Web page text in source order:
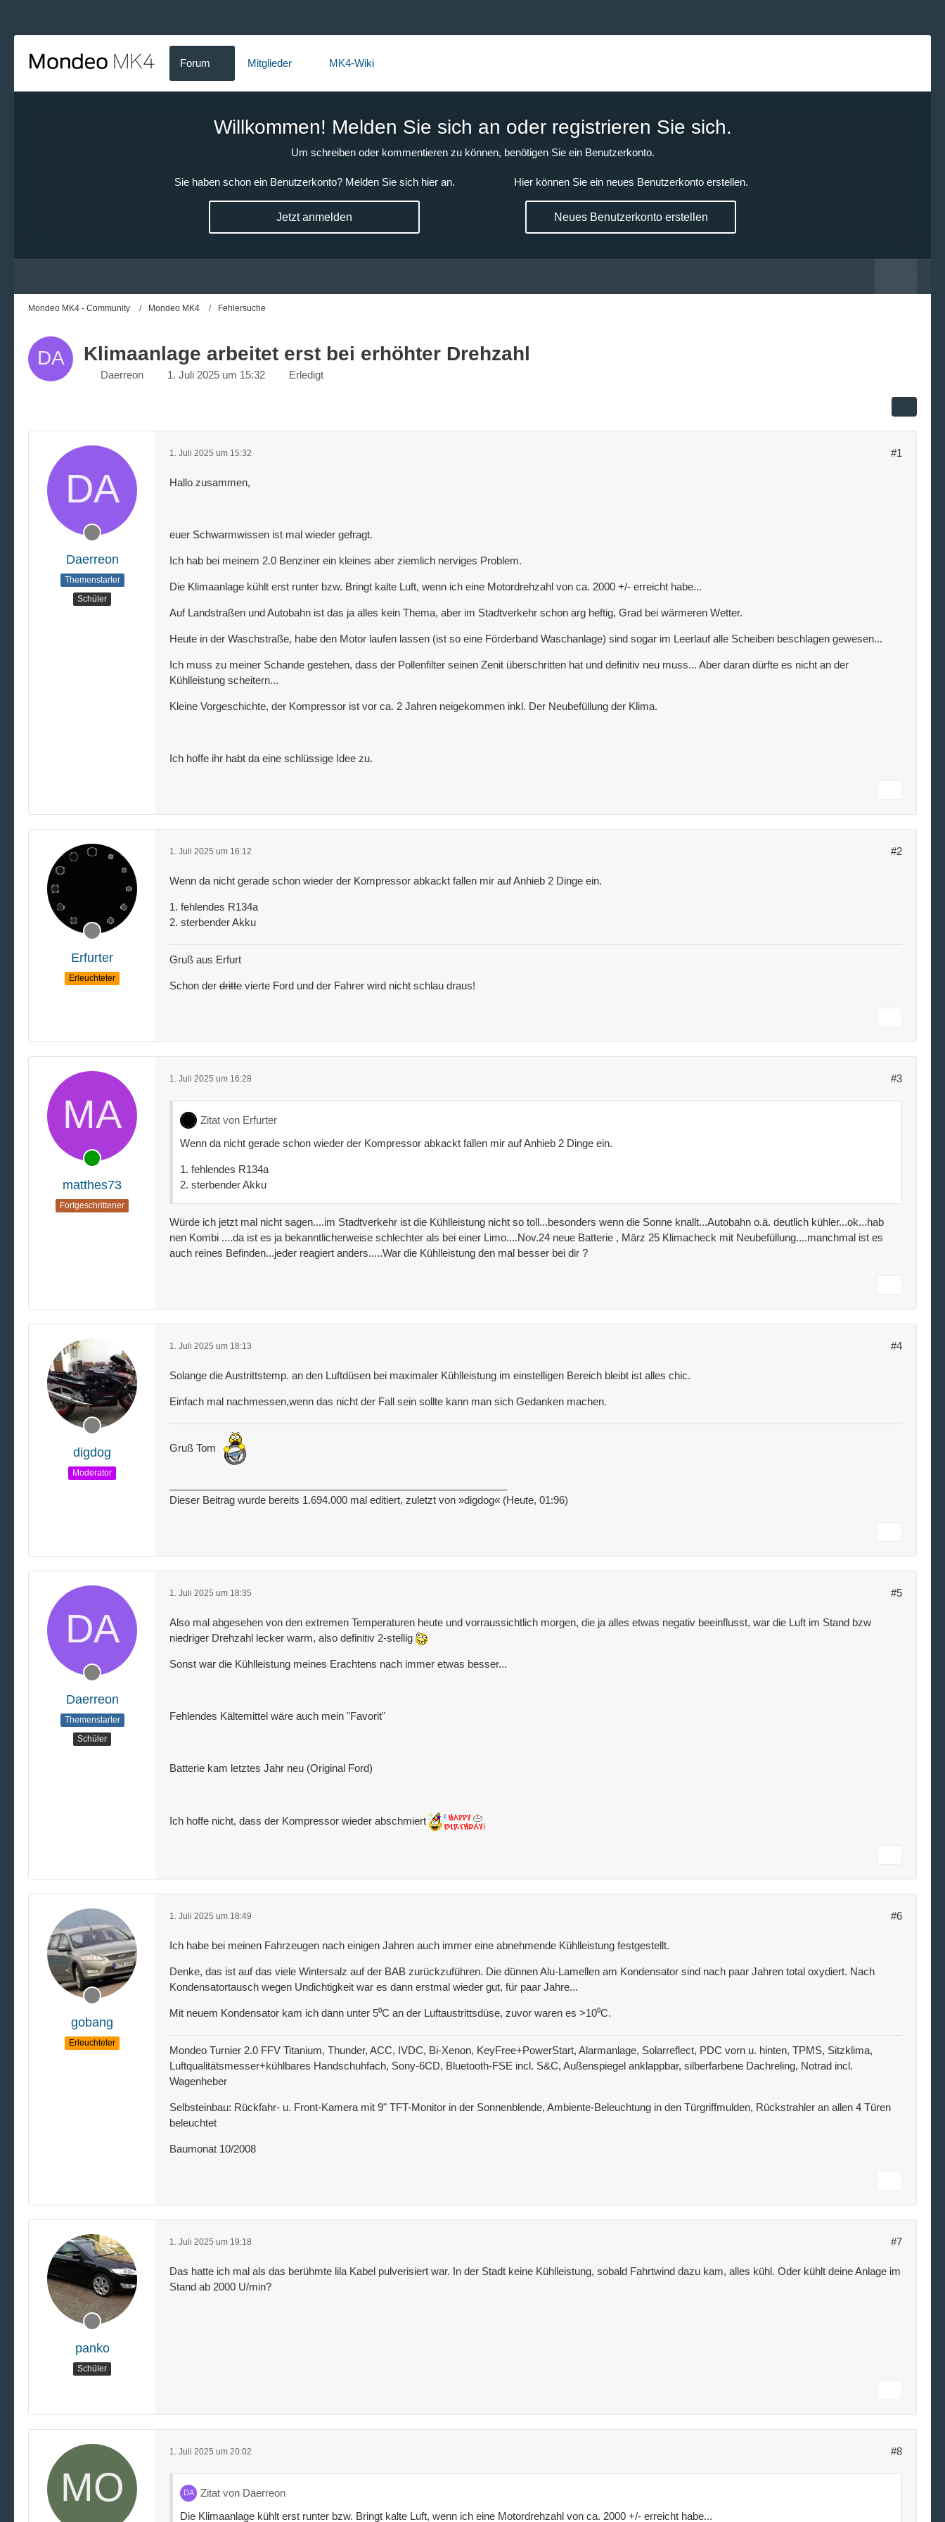
Forum Mitglieder MK4-Wiki
Willkommen! Melden Sie sich an oder registrieren Sie sich.
Um schreiben oder kommentieren zu können, benötigen Sie ein Benutzerkonto.
Sie haben schon ein Benutzerkonto? Melden Sie sich hier an.
Jetzt anmelden
Hier können Sie ein neues Benutzerkonto erstellen.
Neues Benutzerkonto erstellen
Mondeo MK4 - Community Mondeo MK4 Fehlersuche
Klimaanlage arbeitet erst bei erhöhter Drehzahl
Daerreon 1. Juli 2025 um 15:32 Erledigt
Daerreon
Themenstarter
Schüler
1. Juli 2025 um 15:32 #1
Hallo zusammen,
euer Schwarmwissen ist mal wieder gefragt.
Ich hab bei meinem 2.0 Benziner ein kleines aber ziemlich nerviges Problem.
Die Klimaanlage kühlt erst runter bzw. Bringt kalte Luft, wenn ich eine Motordrehzahl von ca. 2000 +/- erreicht habe...
Auf Landstraßen und Autobahn ist das ja alles kein Thema, aber im Stadtverkehr schon arg heftig, Grad bei wärmeren Wetter.
Heute in der Waschstraße, habe den Motor laufen lassen (ist so eine Förderband Waschanlage) sind sogar im Leerlauf alle Scheiben beschlagen gewesen...
Ich muss zu meiner Schande gestehen, dass der Pollenfilter seinen Zenit überschritten hat und definitiv neu muss... Aber daran dürfte es nicht an der
Kühlleistung scheitern...
Kleine Vorgeschichte, der Kompressor ist vor ca. 2 Jahren neigekommen inkl. Der Neubefüllung der Klima.
Ich hoffe ihr habt da eine schlüssige Idee zu.
Erfurter
Erleuchteter
1. Juli 2025 um 16:12 #2
Wenn da nicht gerade schon wieder der Kompressor abkackt fallen mir auf Anhieb 2 Dinge ein.
1. fehlendes R134a
2. sterbender Akku
Gruß aus Erfurt
Schon der dritte vierte Ford und der Fahrer wird nicht schlau draus!
matthes73
Fortgeschrittener
1. Juli 2025 um 16:28 #3
Zitat von Erfurter
Wenn da nicht gerade schon wieder der Kompressor abkackt fallen mir auf Anhieb 2 Dinge ein.
1. fehlendes R134a
2. sterbender Akku
Würde ich jetzt mal nicht sagen....im Stadtverkehr ist die Kühlleistung nicht so toll...besonders wenn die Sonne knallt...Autobahn o.ä. deutlich kühler...ok...hab
nen Kombi ....da ist es ja bekanntlicherweise schlechter als bei einer Limo....Nov.24 neue Batterie , März 25 Klimacheck mit Neubefüllung....manchmal ist es
auch reines Befinden...jeder reagiert anders.....War die Kühlleistung den mal besser bei dir ?
digdog
Moderator
1. Juli 2025 um 18:13 #4
Solange die Austrittstemp. an den Luftdüsen bei maximaler Kühlleistung im einstelligen Bereich bleibt ist alles chic.
Einfach mal nachmessen,wenn das nicht der Fall sein sollte kann man sich Gedanken machen.
Gruß Tom
Dieser Beitrag wurde bereits 1.694.000 mal editiert, zuletzt von »digdog« (Heute, 01:96)
Daerreon
Themenstarter
Schüler
1. Juli 2025 um 18:35 #5
Also mal abgesehen von den extremen Temperaturen heute und vorraussichtlich morgen, die ja alles etwas negativ beeinflusst, war die Luft im Stand bzw
niedriger Drehzahl lecker warm, also definitiv 2-stellig
Sonst war die Kühlleistung meines Erachtens nach immer etwas besser...
Fehlendes Kältemittel wäre auch mein "Favorit"
Batterie kam letztes Jahr neu (Original Ford)
Ich hoffe nicht, dass der Kompressor wieder abschmiert
gobang
Erleuchteter
1. Juli 2025 um 18:49 #6
Ich habe bei meinen Fahrzeugen nach einigen Jahren auch immer eine abnehmende Kühlleistung festgestellt.
Denke, das ist auf das viele Wintersalz auf der BAB zurückzuführen. Die dünnen Alu-Lamellen am Kondensator sind nach paar Jahren total oxydiert. Nach
Kondensatortausch wegen Undichtigkeit war es dann erstmal wieder gut, für paar Jahre...
Mit neuem Kondensator kam ich dann unter 5⁰C an der Luftaustrittsdüse, zuvor waren es >10⁰C.
Mondeo Turnier 2.0 FFV Titanium, Thunder, ACC, IVDC, Bi-Xenon, KeyFree+PowerStart, Alarmanlage, Solarreflect, PDC vorn u. hinten, TPMS, Sitzklima,
Luftqualitätsmesser+kühlbares Handschuhfach, Sony-6CD, Bluetooth-FSE incl. S&C, Außenspiegel anklappbar, silberfarbene Dachreling, Notrad incl.
Wagenheber
Selbsteinbau: Rückfahr- u. Front-Kamera mit 9" TFT-Monitor in der Sonnenblende, Ambiente-Beleuchtung in den Türgriffmulden, Rückstrahler an allen 4 Türen
beleuchtet
Baumonat 10/2008
panko
Schüler
1. Juli 2025 um 19:18 #7
Das hatte ich mal als das berühmte lila Kabel pulverisiert war. In der Stadt keine Kühlleistung, sobald Fahrtwind dazu kam, alles kühl. Oder kühlt deine Anlage im
Stand ab 2000 U/min?
1. Juli 2025 um 20:02 #8
Zitat von Daerreon
Die Klimaanlage kühlt erst runter bzw. Bringt kalte Luft, wenn ich eine Motordrehzahl von ca. 2000 +/- erreicht habe...